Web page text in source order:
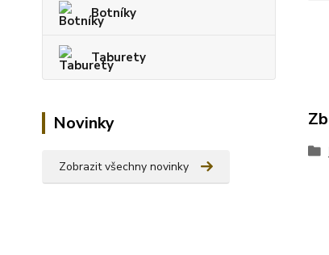
Botníky
Taburety
Novinky
Zobrazit všechny novinky